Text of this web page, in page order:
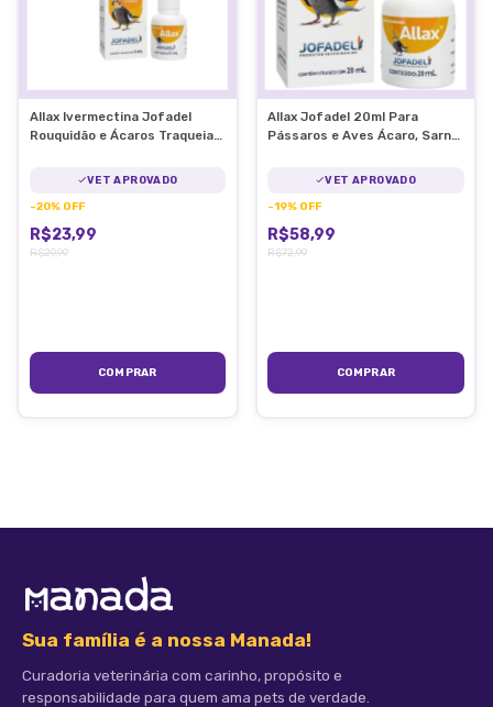
Allax Ivermectina Jofadel
Rouquidão e Ácaros Traqueia
VET APROVADO
-20% OFF
R$23,99
R$29,99
Allax Jofadel 20ml Para
Pássaros e Aves Ácaro, Sarna,
VET APROVADO
-19% OFF
R$58,99
R$72,99
Sua família é a nossa Manada!
Curadoria veterinária com carinho, propósito e
responsabilidade para quem ama pets de verdade.